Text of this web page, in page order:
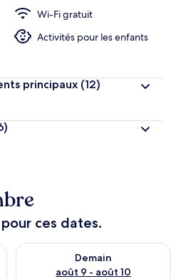
Wi-Fi gratuit
Activités pour les enfants
principaux (12)
ces dates.
soir août 8 - août 9
Demain
août 9 - août 10
Vérifier la disponibilité pour